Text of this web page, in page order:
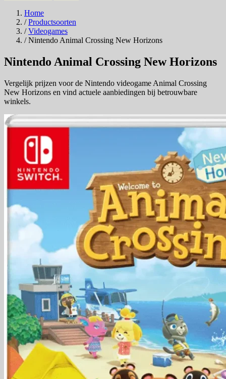
Home
/ Productsoorten
/ Videogames
/ Nintendo Animal Crossing New Horizons
Nintendo Animal Crossing New Horizons
Vergelijk prijzen voor de Nintendo videogame Animal Crossing
New Horizons en vind actuele aanbiedingen bij betrouwbare
winkels.